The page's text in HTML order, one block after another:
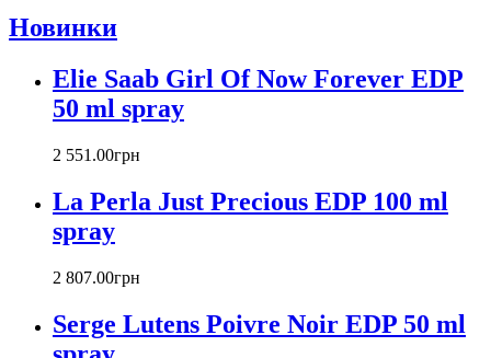
Chloe
Chopard
Christian Audigier
Christian Dior
Christina Aguilera
Cindy Crawford
Clinique
Clive Christian
Cofinluxe
Costume National
Новинки
Elie Saab Girl Of Now Forever EDP
50 ml spray
2 551 .00грн
La Perla Just Precious EDP 100 ml
spray
2 807.00грн
Serge Lutens Poivre Noir EDP 50 ml